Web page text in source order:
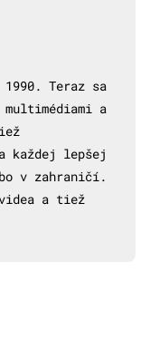
Teraz sa
multimédiami a
každej lepšej
v zahraničí.
a tiež